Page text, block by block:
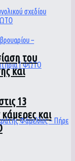
13
και
του
και